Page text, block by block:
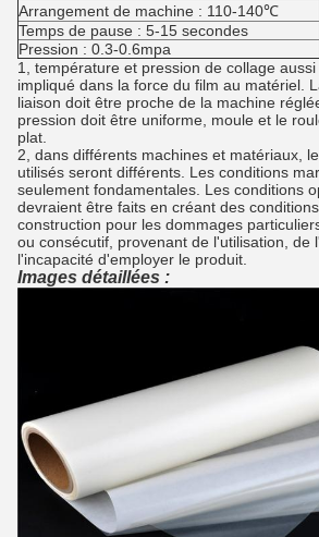
Arrangement de machine : 110-140℃
Temps de pause : 5-15 secondes
Pression : 0.3-0.6mpa
1, température et pression de collage
impliqué dans la force du film au matériel.
liaison doit être proche de la machine
pression doit être uniforme, moule et le
plat.
2, dans différents machines et matériaux,
utilisés seront différents. Les conditions
seulement fondamentales. Les conditions
devraient être faits en créant des
construction pour les dommages
ou consécutif, provenant de l'utilisation, de
l'incapacité d'employer le produit.
Images détaillées :